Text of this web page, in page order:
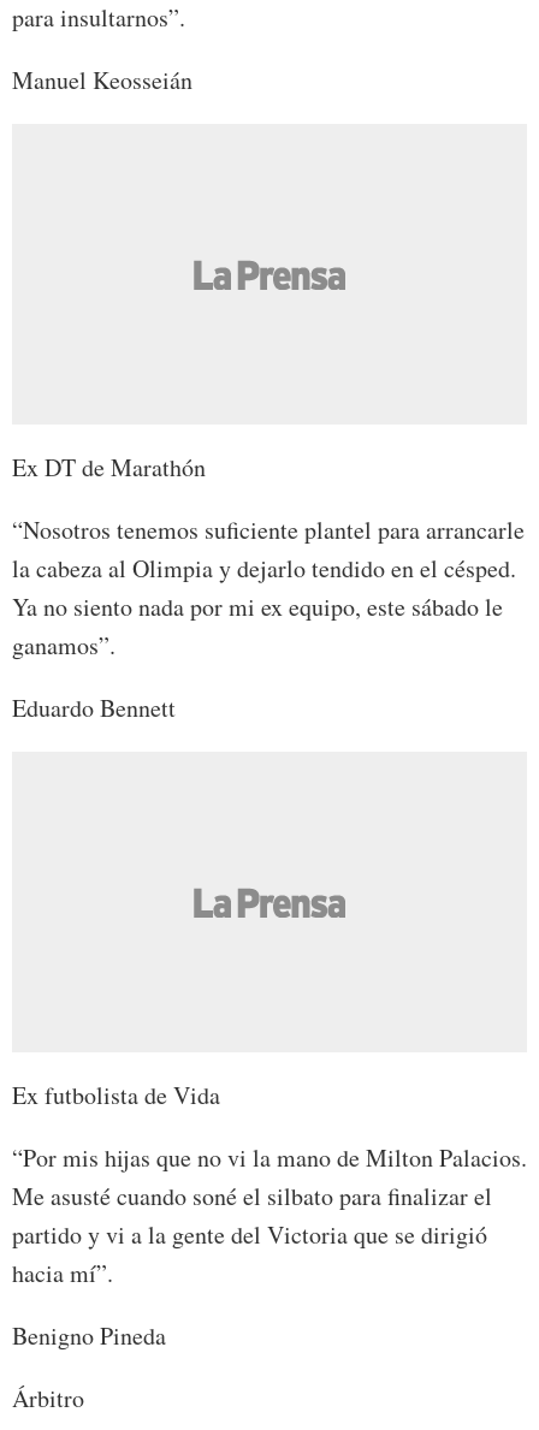
para insultarnos”.
Manuel Keosseián
Ex DT de Marathón
“Nosotros tenemos suficiente plantel para arrancarle
la cabeza al Olimpia y dejarlo tendido en el césped.
Ya no siento nada por mi ex equipo, este sábado le
ganamos”.
Eduardo Bennett
Ex futbolista de Vida
“Por mis hijas que no vi la mano de Milton Palacios.
Me asusté cuando soné el silbato para finalizar el
partido y vi a la gente del Victoria que se dirigió
hacia mí”.
Benigno Pineda
Árbitro